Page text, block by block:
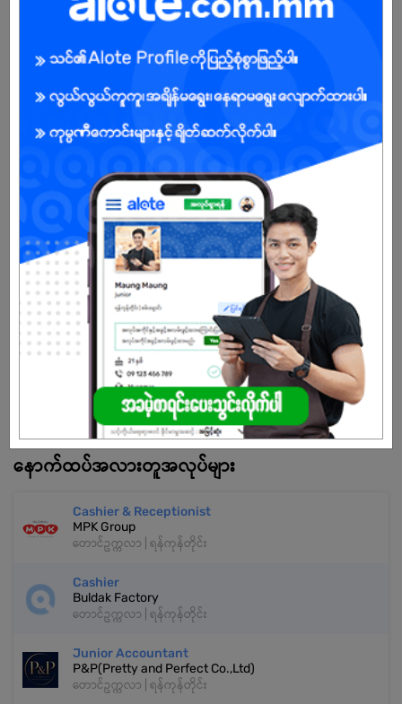
အခွင့်အရေးရှိသူ : ကျား/မ
သက်တမ်းကုန်သွားပါပြီ
အကောင့်မရှိသေးဘူးလား?
မှတ်ပုံတင်မယ်
နောက်ထပ်အလားတူအလုပ်များ
Cashier & Receptionist
MPK Group
တောင်ဥက္ကလာ | ရန်ကုန်တိုင်း
Cashier
Buldak Factory
တောင်ဥက္ကလာ | ရန်ကုန်တိုင်း
Junior Accountant
P&P(Pretty and Perfect Co.,Ltd)
တောင်ဥက္ကလာ | ရန်ကုန်တိုင်း